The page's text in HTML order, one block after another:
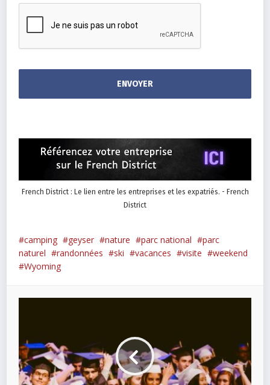
French District : Le lien entre les entreprises et les expatriés. - French
District
camping geyser nature parc national
parc
naturel
randonnées ski vacances visite
weekend
Wyoming